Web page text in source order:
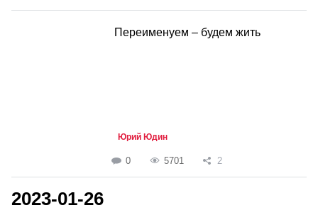
Переименуем – будем жить
Юрий Юдин
0 5701 2
2023-01-26